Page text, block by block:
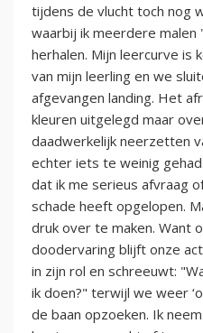
tijdens de vlucht toch nog
waarbij ik meerdere malen
herhalen. Mijn leercurve is
van mijn leerling en we
afgevangen landing. Het
kleuren uitgelegd maar
daadwerkelijk neerzetten
echter iets te weinig
dat ik me serieus afvraag
schade heeft opgelopen.
druk over te maken. Want
doodervaring blijft onze
in zijn rol en schreeuwt:
ik doen?" terwijl we weer
de baan opzoeken. Ik